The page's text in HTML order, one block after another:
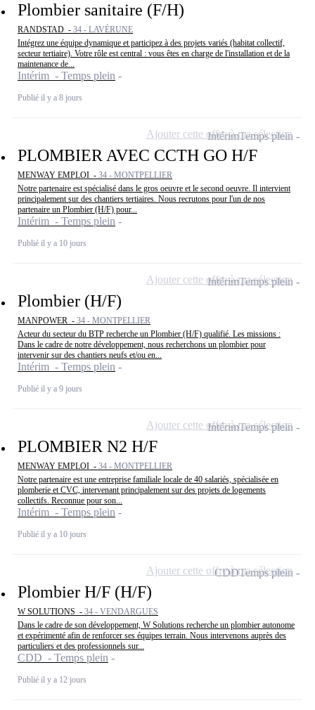
Plombier sanitaire (F/H)
RANDSTAD - 34 - LAVÉRUNE
Intégrez une équipe dynamique et participez à des projets variés (habitat collectif,
secteur tertiaire). Votre rôle est central : vous êtes en charge de l'installation et de la
maintenance de...
Intérim - Temps plein
Publié il y a 8 jours
PLOMBIER AVEC CCTH GO H/F
MENWAY EMPLOI - 34 - MONTPELLIER
Notre partenaire est spécialisé dans le gros oeuvre et le second oeuvre. Il intervient
principalement sur des chantiers tertiaires. Nous recrutons pour l'un de nos
partenaire un Plombier (H/F) pour...
Intérim - Temps plein
Publié il y a 10 jours
IntérimTemps plein
Ajouter cette offre à ma sélection
Plombier (H/F)
MANPOWER - 34 - MONTPELLIER
Acteur du secteur du BTP recherche un Plombier (H/F) qualifié. Les missions :
Dans le cadre de notre développement, nous recherchons un plombier pour
intervenir sur des chantiers neufs et/ou en...
Intérim - Temps plein
Publié il y a 9 jours
IntérimTemps plein
Ajouter cette offre à ma sélection
PLOMBIER N2 H/F
MENWAY EMPLOI - 34 - MONTPELLIER
Notre partenaire est une entreprise familiale locale de 40 salariés, spécialisée en
plomberie et CVC, intervenant principalement sur des projets de logements
collectifs. Reconnue pour son...
Intérim - Temps plein
Publié il y a 10 jours
IntérimTemps plein
Ajouter cette offre à ma sélection
Plombier H/F (H/F)
W SOLUTIONS - 34 - VENDARGUES
Dans le cadre de son développement, W Solutions recherche un plombier autonome
et expérimenté afin de renforcer ses équipes terrain. Nous intervenons auprès des
particuliers et des professionnels sur...
CDD - Temps plein
Publié il y a 12 jours
CDDTemps plein
Ajouter cette offre à ma sélection